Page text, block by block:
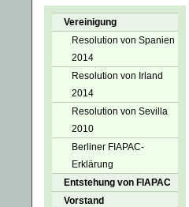
Vereinigung
Resolution von Spanien
2014
Resolution von Irland
2014
Resolution von Sevilla
2010
Berliner FIAPAC-
Erklärung
Entstehung von FIAPAC
Vorstand